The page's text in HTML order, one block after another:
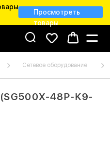
Просмотреть
товары
Сетевое оборудование
48P-K9-